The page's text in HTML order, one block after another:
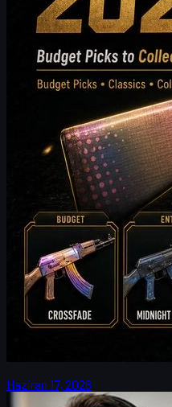
Johnson
Counter-Strike 2Haziran 17,
CS2 Major Röportajı:
Koşusu
9z kaptanı max ile IEM
Haziran 17, 2026